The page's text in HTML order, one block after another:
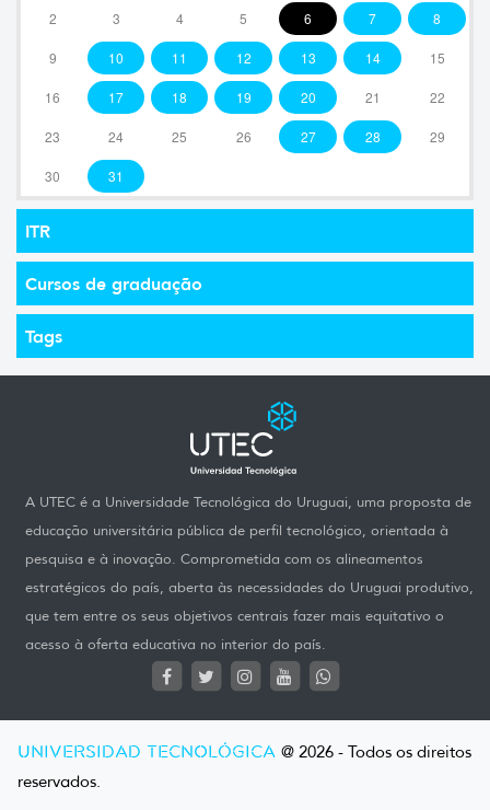
2 3 4 5 6 7 8
9 10 11 12 13 14 15
16 17 18 19 20 21 22
23 24 25 26 27 28 29
30 31
ITR
Cursos de graduação
Tags
A UTEC é a Universidade Tecnológica do Uruguai, uma proposta de
educação universitária pública de perfil tecnológico, orientada à
pesquisa e à inovação. Comprometida com os alineamentos
estratégicos do país, aberta às necessidades do Uruguai produtivo,
que tem entre os seus objetivos centrais fazer mais equitativo o
acesso à oferta educativa no interior do país.
UNIVERSIDAD TECNOLÓGICA @ 2026 - Todos os direitos
reservados.